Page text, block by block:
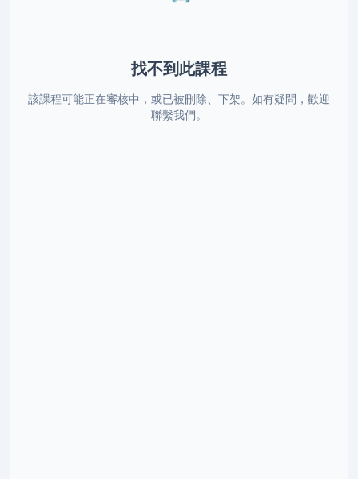
找不到此課程
該課程可能正在審核中，或已被刪除、下架。如有疑問，歡迎
聯繫我們。